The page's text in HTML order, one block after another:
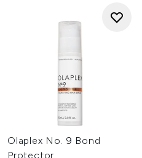
Olaplex No. 9 Bond
Protector